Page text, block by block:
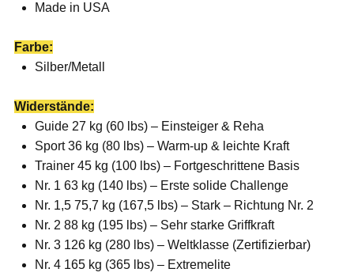
Made in USA
Farbe:
Silber/Metall
Widerstände:
Guide 27 kg (60 lbs) – Einsteiger & Reha
Sport 36 kg (80 lbs) – Warm-up & leichte Kraft
Trainer 45 kg (100 lbs) – Fortgeschrittene Basis
Nr. 1 63 kg (140 lbs) – Erste solide Challenge
Nr. 1,5 75,7 kg (167,5 lbs) – Stark – Richtung Nr. 2
Nr. 2 88 kg (195 lbs) – Sehr starke Griffkraft
Nr. 3 126 kg (280 lbs) – Weltklasse (Zertifizierbar)
Nr. 4 165 kg (365 lbs) – Extremelite